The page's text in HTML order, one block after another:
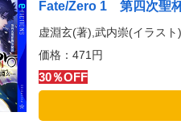
Fate/Zero 1 第四次聖
虚淵玄(著),武内崇(イラスト)
価格：471円
30％OFF